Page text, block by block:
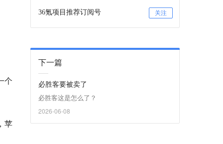
个
苹
36氪项目推荐订阅号 关注
下一篇
必胜客要被卖了
必胜客这是怎么了？
2026-06-08